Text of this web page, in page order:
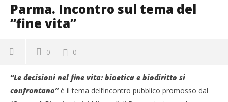
Parma. Incontro sul tema del
“fine vita”
0 0
“Le decisioni nel fine vita: bioetica e biodiritto si
confrontano”è il tema dell’incontro pubblico promosso dal